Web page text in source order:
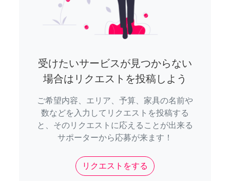
受けたいサービスが見つからない
場合はリクエストを投稿しよう
ご希望内容、エリア、予算、家具の名前や
数などを入力してリクエストを投稿する
と、そのリクエストに応えることが出来る
サポーターから応募が来ます！
リクエストをする